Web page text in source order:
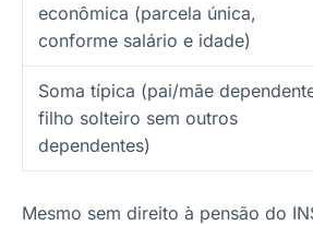
econômica (parcela única,
conforme salário e idade)
Soma típica (pai/mãe
filho solteiro sem outros
dependentes)
Mesmo sem direito à pensão do